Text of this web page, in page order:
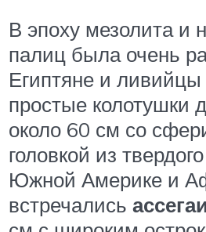
В эпоху мезолита и
палиц была очень
Египтяне и
простые колотушки
около 60 см со
головкой из
Южной Америке и
встречались